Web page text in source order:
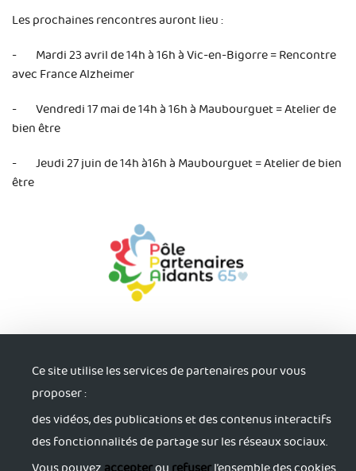
Les prochaines rencontres auront lieu :
- Mardi 23 avril de 14h à 16h à Vic-en-Bigorre = Rencontre
avec France Alzheimer
- Vendredi 17 mai de 14h à 16h à Maubourguet = Atelier de
bien être
- Jeudi 27 juin de 14h à16h à Maubourguet = Atelier de bien
être
S'informer
Ce site utilise les services de partenaires pour vous
proposer :
des vidéos, des publications et des contenus interactifs
des fonctionnalités de partage sur les réseaux sociaux.